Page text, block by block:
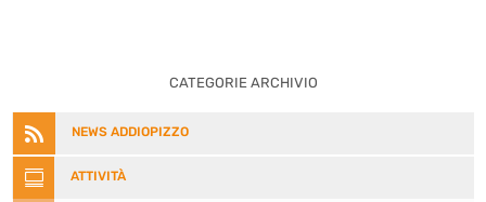
CATEGORIE ARCHIVIO
 NEWS ADDIOPIZZO
 ATTIVITÀ